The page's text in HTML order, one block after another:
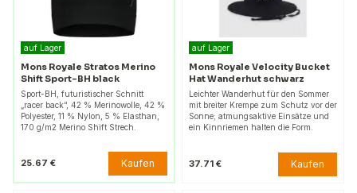
auf Lager
Mons Royale Stratos Merino
Shift Sport-BH black
Sport-BH, futuristischer Schnitt
„racer back“, 42 % Merinowolle, 42 %
Polyester, 11 % Nylon, 5 % Elasthan,
170 g/m2 Merino Shift Strech.
25.67 € Kaufen
auf Lager
Mons Royale Velocity Bucket
Hat Wanderhut schwarz
Leichter Wanderhut für den Sommer
mit breiter Krempe zum Schutz vor der
Sonne; atmungsaktive Einsätze und
ein Kinnriemen halten die Form.
37.71 € Kaufen